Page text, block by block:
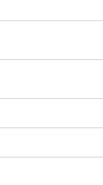
NiSi Swift,